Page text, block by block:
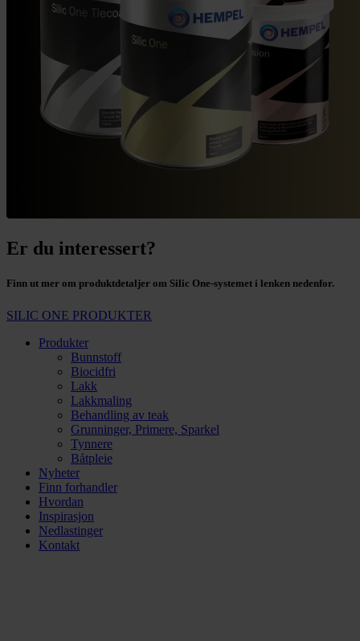
Er du interessert?
Finn ut mer om produktdetaljer om Silic One-systemet i lenken nedenfor.
SILIC ONE PRODUKTER
Produkter
Bunnstoff
Biocidfri
Lakk
Lakkmaling
Behandling av teak
Grunninger, Primere, Sparkel
Tynnere
Båtpleie
Nyheter
Finn forhandler
Hvordan
Inspirasjon
Nedlastinger
Kontakt